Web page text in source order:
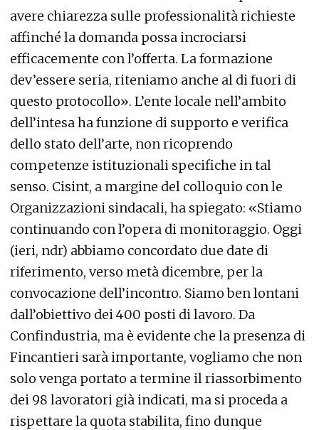
avere chiarezza sulle professionalità richieste
affinché la domanda possa incrociarsi
efficacemente con l’offerta. La formazione
dev’essere seria, riteniamo anche al di fuori di
questo protocollo». L’ente locale nell’ambito
dell’intesa ha funzione di supporto e verifica
dello stato dell’arte, non ricoprendo
competenze istituzionali specifiche in tal
senso. Cisint, a margine del colloquio con le
Organizzazioni sindacali, ha spiegato: «Stiamo
continuando con l’opera di monitoraggio. Oggi
(ieri, ndr) abbiamo concordato due date di
riferimento, verso metà dicembre, per la
convocazione dell’incontro. Siamo ben lontani
dall’obiettivo dei 400 posti di lavoro. Da
Confindustria, ma è evidente che la presenza di
Fincantieri sarà importante, vogliamo che non
solo venga portato a termine il riassorbimento
dei 98 lavoratori già indicati, ma si proceda a
rispettare la quota stabilita, fino dunque